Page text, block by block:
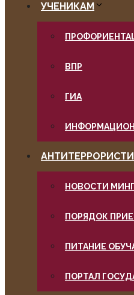
УЧЕНИКАМ
ВПР
ГИА
НОВОСТИ
ПОРЯДОК
ПИТАНИЕ
ПОРТАЛ